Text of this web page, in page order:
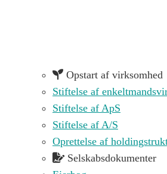
Opstart af virksomhed
Stiftelse af
Stiftelse af ApS
Stiftelse af A/S
Oprettelse af
Selskabsdokumenter